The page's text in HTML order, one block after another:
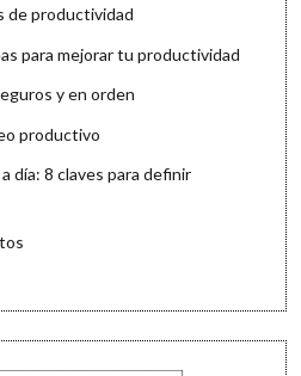
de productividad
para mejorar tu productividad
y en orden
productivo
día: 8 claves para definir